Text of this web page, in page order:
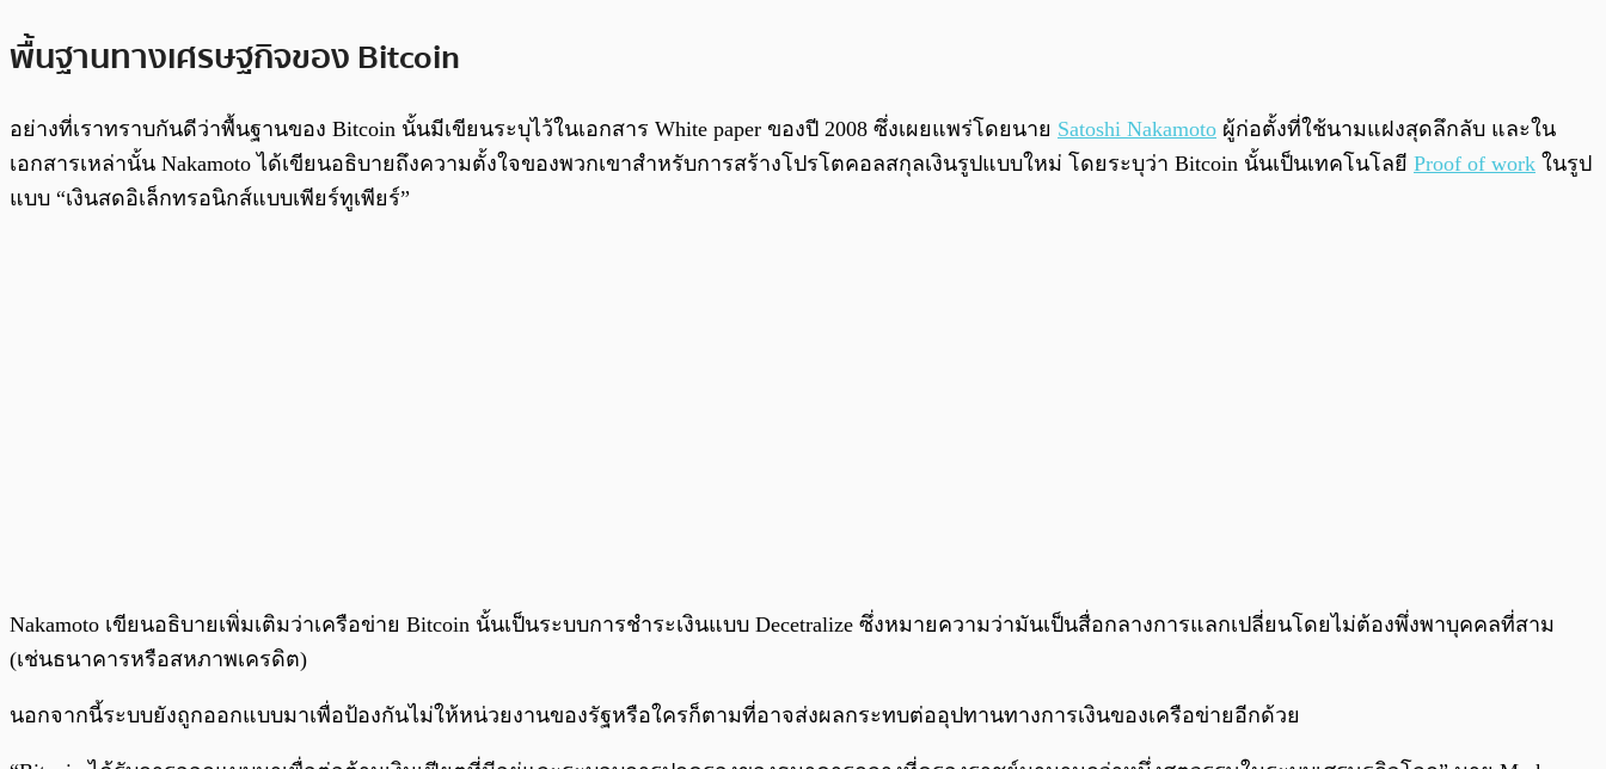
พื้นฐานทางเศรษฐกิจของ Bitcoin
อย่างที่เราทราบกันดีว่าพื้นฐานของ Bitcoin นั้นมีเขียนระบุไว้ในเอกสาร White paper ของปี 2008 ซึ่งเผยแพร่โดยนาย Satoshi Nakamoto ผู้ก่อตั้งที่ใช้นามแฝงสุดลึกลับ และใน
เอกสารเหล่านั้น Nakamoto ได้เขียนอธิบายถึงความตั้งใจของพวกเขาสำหรับการสร้างโปรโตคอลสกุลเงินรูปแบบใหม่ โดยระบุว่า Bitcoin นั้นเป็นเทคโนโลยี Proof of work ในรูป
แบบ “เงินสดอิเล็กทรอนิกส์แบบเพียร์ทูเพียร์”
Nakamoto เขียนอธิบายเพิ่มเติมว่าเครือข่าย Bitcoin นั้นเป็นระบบการชำระเงินแบบ Decetralize ซึ่งหมายความว่ามันเป็นสื่อกลางการแลกเปลี่ยนโดยไม่ต้องพึ่งพาบุคคลที่สาม
(เช่นธนาคารหรือสหภาพเครดิต)
นอกจากนี้ระบบยังถูกออกแบบมาเพื่อป้องกันไม่ให้หน่วยงานของรัฐหรือใครก็ตามที่อาจส่งผลกระทบต่ออุปทานทางการเงินของเครือข่ายอีกด้วย